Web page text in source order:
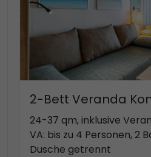
2-Bett Veranda
24-37 qm, inklusive
VA: bis zu 4 Personen, 2
Dusche getrennt